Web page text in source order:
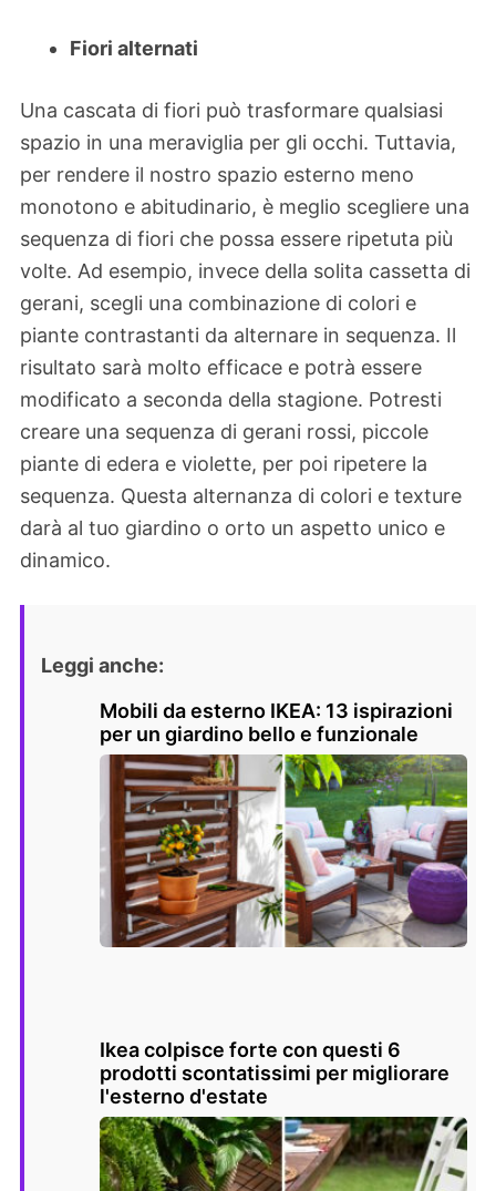
Fiori alternati
Una cascata di fiori può trasformare qualsiasi
spazio in una meraviglia per gli occhi. Tuttavia,
per rendere il nostro spazio esterno meno
monotono e abitudinario, è meglio scegliere una
sequenza di fiori che possa essere ripetuta più
volte. Ad esempio, invece della solita cassetta di
gerani, scegli una combinazione di colori e
piante contrastanti da alternare in sequenza. Il
risultato sarà molto efficace e potrà essere
modificato a seconda della stagione. Potresti
creare una sequenza di gerani rossi, piccole
piante di edera e violette, per poi ripetere la
sequenza. Questa alternanza di colori e texture
darà al tuo giardino o orto un aspetto unico e
dinamico.
Leggi anche:
Mobili da esterno IKEA: 13 ispirazioni
per un giardino bello e funzionale
Ikea colpisce forte con questi 6
prodotti scontatissimi per migliorare
l'esterno d'estate